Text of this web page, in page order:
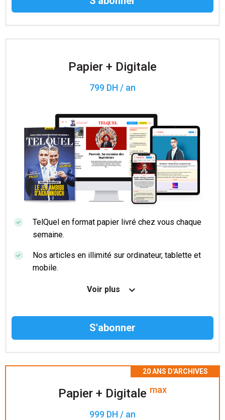
Papier + Digitale
799 DH / an
TelQuel en format papier livré chez vous chaque
semaine.
Nos articles en illimité sur ordinateur, tablette et
mobile.
Le magazine TelQuel en numérique avant la sortie
Voir plus
Papier + Digitale max
999 DH / an